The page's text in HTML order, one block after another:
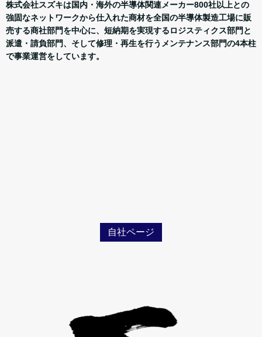
株式会社スズキは国内・海外の半導体関連メーカー800社以上との
強固なネットワークから仕入れた商材を全国の半導体製造工場に販
売する商社部門を中心に、短納期を実現するロジスティクス部門と
派遣・請負部門、そして修理・再生を行うメンテナンス部門の4本柱
で事業運営をしています。
自社ページ